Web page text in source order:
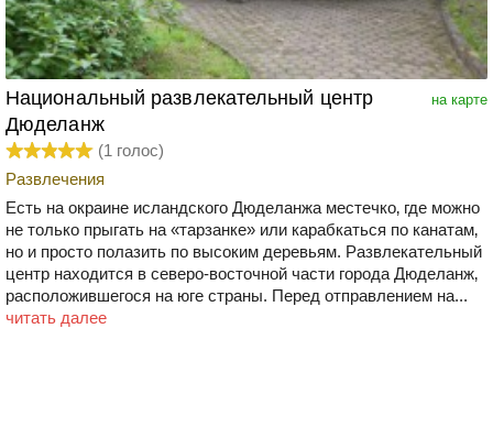
на карте
Национальный развлекательный центр
Дюделанж
(1 голос)
Развлечения
Есть на окраине исландского Дюделанжа местечко‚ где можно
не только прыгать на «тарзанке» или карабкаться по канатам‚
но и просто полазить по высоким деревьям. Развлекательный
центр находится в северо-восточной части города Дюделанж‚
расположившегося на юге страны. Перед отправлением на...
читать далее